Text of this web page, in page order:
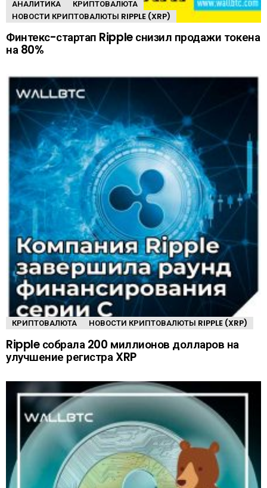
АНАЛИТИКА
КРИПТОВАЛЮТА
НОВОСТИ КРИПТОВАЛЮТЫ RIPPLE (XRP)
Финтекс-стартап Ripple снизил продажи токена
на 80%
КРИПТОВАЛЮТА НОВОСТИ КРИПТОВАЛЮТЫ RIPPLE (XRP)
Ripple собрала 200 миллионов долларов на
улучшение регистра XRP